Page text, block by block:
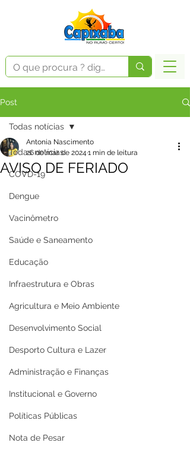
Post
Todas notícias
COVD-19
Dengue
Vacinômetro
Saúde e Saneamento
Educação
Infraestrutura e Obras
Agricultura e Meio Ambiente
Desenvolvimento Social
Desporto Cultura e Lazer
Administração e Finanças
Institucional e Governo
Políticas Públicas
Nota de Pesar
Todas notícias
AVISO DE FERIADO
Antonia Nascimento
26 de mar. de 2024 1 min de leitura